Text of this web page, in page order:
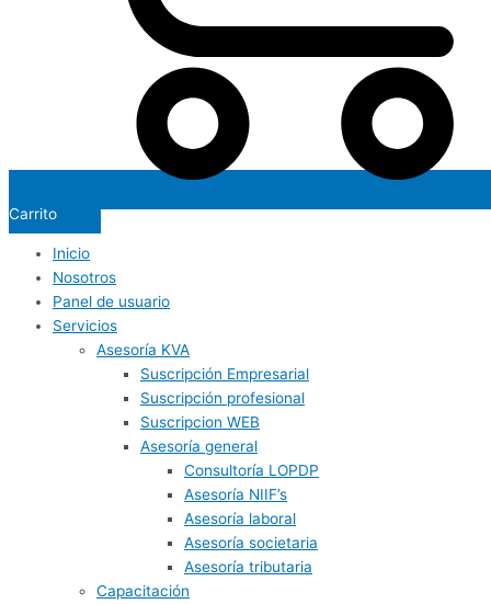
Carrito
Inicio
Nosotros
Panel de usuario
Servicios
Asesoría KVA
Suscripción Empresarial
Suscripción profesional
Suscripcion WEB
Asesoría general
Consultoría LOPDP
Asesoría NIIF’s
Asesoría laboral
Asesoría societaria
Asesoría tributaria
Capacitación